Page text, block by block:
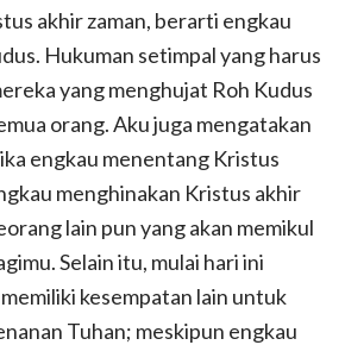
akhir zaman, berarti engkau
Hukuman setimpal yang harus
yang menghujat Roh Kudus
orang. Aku juga mengatakan
engkau menentang Kristus
menghinakan Kristus akhir
lain pun yang akan memikul
Selain itu, mulai hari ini
kesempatan lain untuk
Tuhan; meskipun engkau